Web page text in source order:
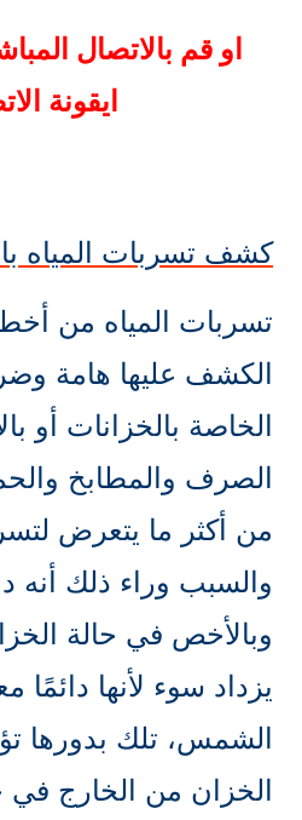
او قم بالاتصال
ايقونة
كشف تسربات المياه
تسربات المياه من
الكشف عليها هامة
الخاصة بالخزانات أو
الصرف والمطابخ
من أكثر ما يتعرض
والسبب وراء ذلك أنه
وبالأخص في حالة
يزداد سوء لأنها
الشمس، تلك بدورها
الخزان من الخارج في